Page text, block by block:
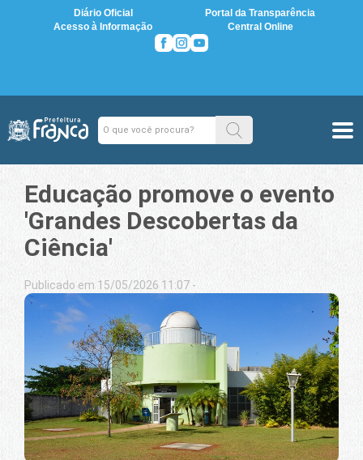
Diário Oficial
Portal da Transparência
Acesso à Informação
Central Online
Educação promove o evento
'Grandes Descobertas da
Ciência'
Publicado em 15/05/2026 11:07 -